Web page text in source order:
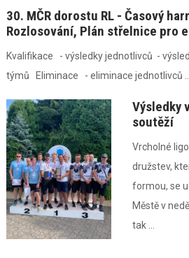
30. MČR dorostu RL - Časový
Rozlosování, Plán střelnice pro
Kvalifikace - výsledky jednotlivců -
týmů Eliminace - eliminace jednotlivců ...
Výsledky
soutěží
Vrcholné
družstev,
formou, se
Městě v
tak ...